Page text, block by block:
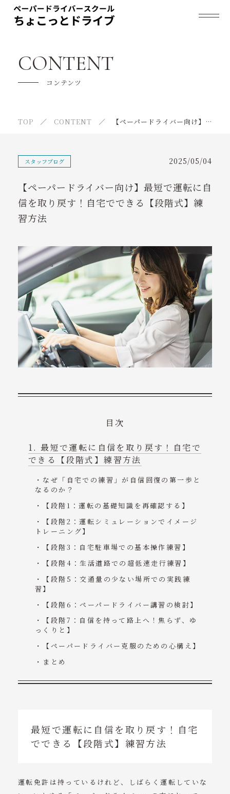
ご利用の流れ
お客様の声
ニュース
コンテンツ
会社概要
ご予約・お問い合わせ
tel. 070-8497-0340
受付時間 9:00～18:00
CONTENT
コンテンツ
TOP CONTENT 【ペーパードライバー向け】最短で運転に自信を取り戻す！自宅でできる【段階式】練習方法
スタッフブログ 2025/05/04
【ペーパードライバー向け】最短で運転に自
信を取り戻す！自宅でできる【段階式】練
習方法
目次
最短で運転に自信を取り戻す！自宅で
できる【段階式】練習方法
なぜ「自宅での練習」が自信回復の第一歩と
なるのか？
【段階1：運転の基礎知識を再確認する】
【段階2：運転シミュレーションでイメージ
トレーニング】
【段階3：自宅駐車場での基本操作練習】
【段階4：生活道路での超低速走行練習】
【段階5：交通量の少ない場所での実践練
習】
【段階6：ペーパードライバー講習の検討】
【段階7：自信を持って路上へ！焦らず、ゆ
っくりと】
【ペーパードライバー克服のための心構え】
まとめ
最短で運転に自信を取り戻す！自宅
でできる【段階式】練習方法
運転免許は持っているけれど、しばらく運転していな